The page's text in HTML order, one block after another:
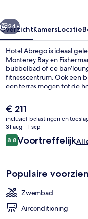
Volgende
24+
OverzichtKamersLocatie
Hotel Abrego is ideaal
Monterey Bay en
bubbelbad of de bar/
fitnesscentrum. Ook een
een terras mogen tot de
bedden en het
De
huidige
prijs
is
€ 211
€ 211
inclusief belastingen en
31 aug - 1 sep
Beoordelingen
8,88,8 op 10 –
Voortreffelijk
Populaire
Zwembad
Airconditioning